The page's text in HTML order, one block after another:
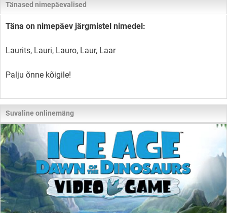
Tänased nimepäevalised
Täna on nimepäev järgmistel nimedel:
Laurits, Lauri, Lauro, Laur, Laar
Palju õnne kõigile!
Suvaline onlinemäng